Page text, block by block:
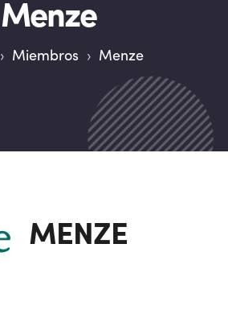
Menze
› Miembros › Menze
MENZE